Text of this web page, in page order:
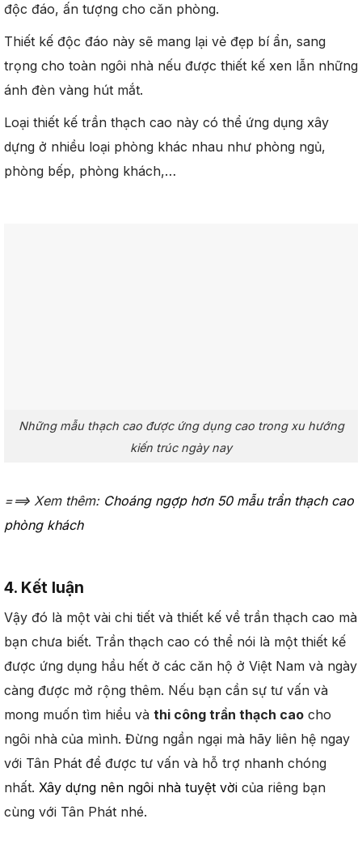
độc đáo, ấn tượng cho căn phòng.
Thiết kế độc đáo này sẽ mang lại vẻ đẹp bí ẩn, sang
trọng cho toàn ngôi nhà nếu được thiết kế xen lẫn những
ánh đèn vàng hút mắt.
Loại thiết kế trần thạch cao này có thể ứng dụng xây
dựng ở nhiều loại phòng khác nhau như phòng ngủ,
phòng bếp, phòng khách,…
Những mẫu thạch cao được ứng dụng cao trong xu hướng
kiến trúc ngày nay
===> Xem thêm: Choáng ngợp hơn 50 mẫu trần thạch cao
phòng khách
4. Kết luận
Vậy đó là một vài chi tiết và thiết kế về trần thạch cao mà
bạn chưa biết. Trần thạch cao có thể nói là một thiết kế
được ứng dụng hầu hết ở các căn hộ ở Việt Nam và ngày
càng được mở rộng thêm. Nếu bạn cần sự tư vấn và
mong muốn tìm hiểu và thi công trần thạch cao cho
ngôi nhà của mình. Đừng ngần ngại mà hãy liên hệ ngay
với Tân Phát để được tư vấn và hỗ trợ nhanh chóng
nhất. Xây dựng nên ngôi nhà tuyệt vời của riêng bạn
cùng với Tân Phát nhé.